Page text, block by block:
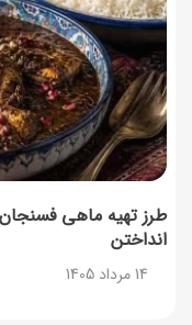
طرز تهیه ماهی
انداختن
14 مرداد 1405
طرز
13 مرداد 1405
طرز
13 مرداد 1405